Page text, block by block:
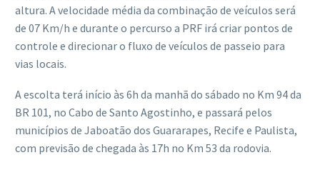
altura. A velocidade média da combinação de veículos será
de 07 Km/h e durante o percurso a PRF irá criar pontos de
controle e direcionar o fluxo de veículos de passeio para
vias locais.
A escolta terá início às 6h da manhã do sábado no Km 94 da
BR 101, no Cabo de Santo Agostinho, e passará pelos
municípios de Jaboatão dos Guararapes, Recife e Paulista,
com previsão de chegada às 17h no Km 53 da rodovia.